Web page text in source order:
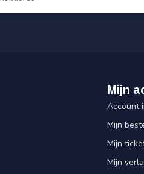
Mijn
Account
Mijn
Mijn
Mijn